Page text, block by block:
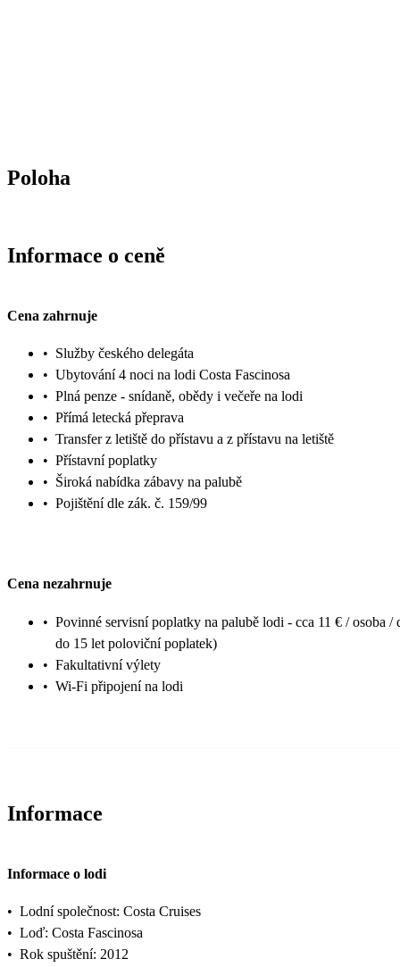
Poloha
Informace o ceně
Cena zahrnuje
• Služby českého delegáta
• Ubytování 4 noci na lodi Costa Fascinosa
• Plná penze - snídaně, obědy i večeře na lodi
• Přímá letecká přeprava
• Transfer z letiště do přístavu a z přístavu na letiště
• Přístavní poplatky
• Široká nabídka zábavy na palubě
• Pojištění dle zák. č. 159/99
Cena nezahrnuje
• Povinné servisní poplatky na palubě lodi - cca 11 € / osoba /
do 15 let poloviční poplatek)
• Fakultativní výlety
• Wi-Fi připojení na lodi
Informace
Informace o lodi
• Lodní společnost: Costa Cruises
• Loď: Costa Fascinosa
• Rok spuštění: 2012